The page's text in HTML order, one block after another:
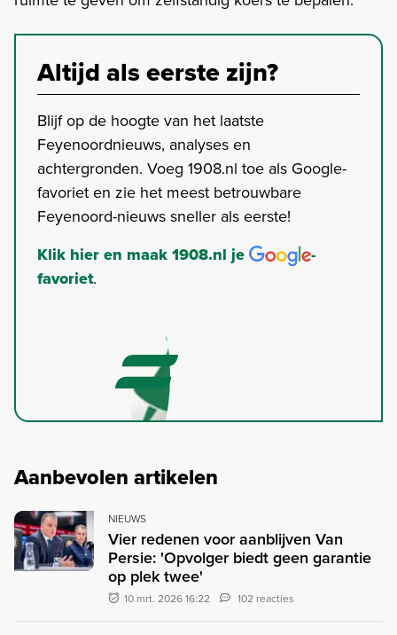
Altijd als eerste zijn?
Blijf op de hoogte van het laatste
Feyenoordnieuws, analyses en
achtergronden. Voeg 1908.nl toe als Google-
favoriet en zie het meest betrouwbare
Feyenoord-nieuws sneller als eerste!
Klik hier en maak 1908.nl je
-
favoriet.
Aanbevolen artikelen
NIEUWS
Vier redenen voor aanblijven Van
Persie: 'Opvolger biedt geen garantie
op plek twee'
10 mrt. 2026 16:22 102 reacties